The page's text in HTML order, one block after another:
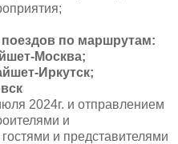
по маршрутам:
Москва;
Иркутск;
2024г. и отправлением
и
и представителями